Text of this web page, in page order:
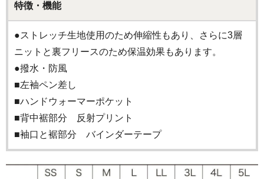
特徴・機能
●ストレッチ生地使用のため伸縮性もあり、さらに3層
ニットと裏フリースのため保温効果もあります。
●撥水・防風
■左袖ペン差し
■ハンドウォーマーポケット
■背中裾部分 反射プリント
■袖口と裾部分 バインダーテープ